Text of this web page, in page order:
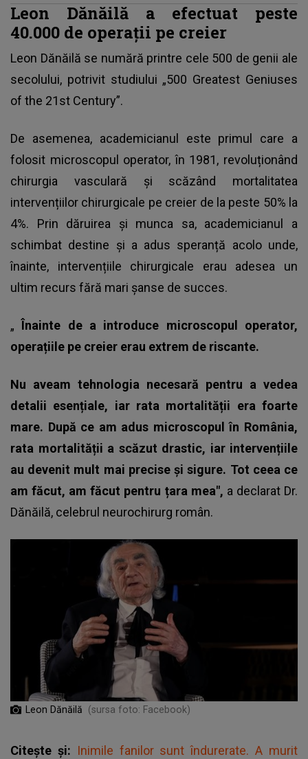
Leon Dănăilă a efectuat peste
40.000 de operații pe creier
Leon Dănăilă se numără printre cele 500 de genii ale
secolului, potrivit studiului „500 Greatest Geniuses
of the 21st Century”.
De asemenea, academicianul este primul care a
folosit microscopul operator, în 1981, revoluționând
chirurgia vasculară și scăzând mortalitatea
intervențiilor chirurgicale pe creier de la peste 50% la
4%. Prin dăruirea și munca sa, academicianul a
schimbat destine și a adus speranță acolo unde,
înainte, intervențiile chirurgicale erau adesea un
ultim recurs fără mari șanse de succes.
„ Înainte de a introduce microscopul operator,
operațiile pe creier erau extrem de riscante.
Nu aveam tehnologia necesară pentru a vedea
detalii esențiale, iar rata mortalității era foarte
mare. După ce am adus microscopul în România,
rata mortalității a scăzut drastic, iar intervențiile
au devenit mult mai precise și sigure. Tot ceea ce
am făcut, am făcut pentru țara mea", a declarat Dr.
Dănăilă, celebrul neurochirurg român.
Leon Dănăilă (sursa foto: Facebook)
Citește și: Inimile fanilor sunt îndurerate. A murit